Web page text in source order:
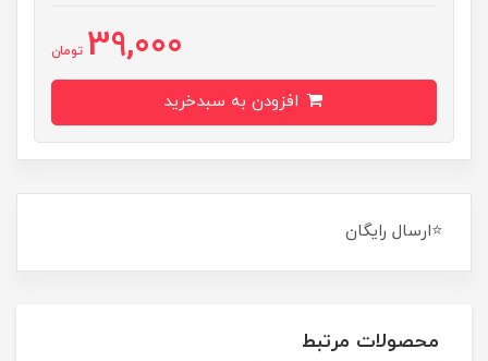
39,000 تومان
⭐ارسال رایگان
محصولات مرتبط